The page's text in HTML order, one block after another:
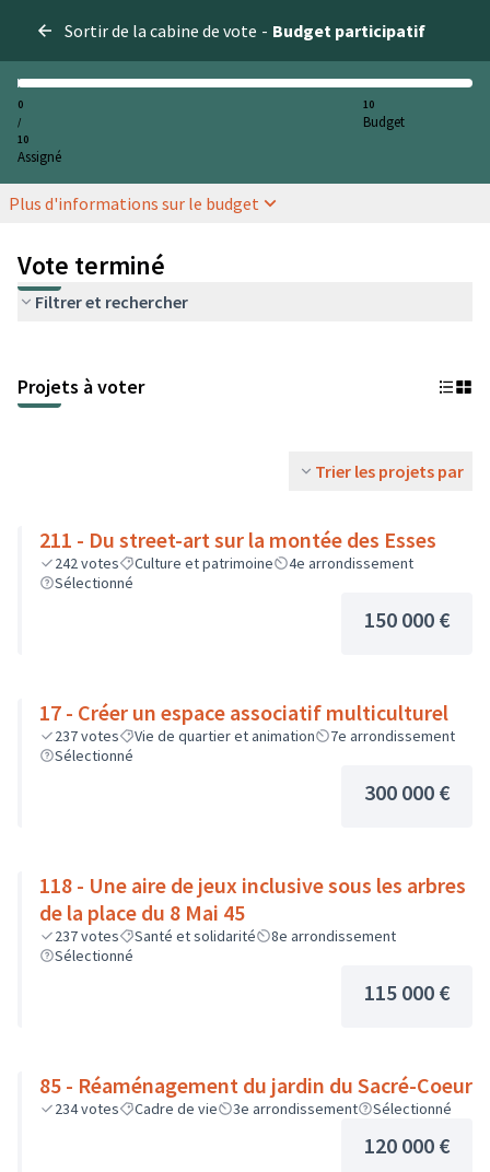
Sortir de la cabine de vote - Budget participatif
0
/
10
Assigné
10
Budget
Plus d'informations sur le budget
Vote terminé
Filtrer et rechercher
Projets à voter
Trier les projets par
211 - Du street-art sur la montée des Esses
242votes Culture et patrimoine
4e arrondissement
Sélectionné
150 000 €
17 - Créer un espace associatif multiculturel
237votes Vie de quartier et animation
7e arrondissement
Sélectionné
300 000 €
118 - Une aire de jeux inclusive sous les arbres
de la place du 8 Mai 45
237votes Santé et solidarité
8e arrondissement
Sélectionné
115 000 €
85 - Réaménagement du jardin du Sacré-Coeur
234votes Cadre de vie 3e arrondissement Sélectionné
120 000 €